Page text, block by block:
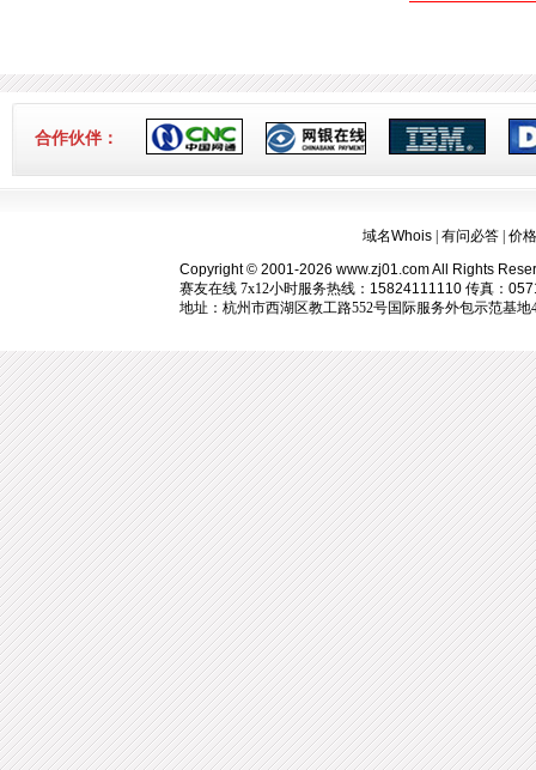
合作伙伴：
域名Whois 有问必答 价
Copyright © 2001-2026 www.zj01.com All Rights
赛友在线 7x12小时服务热线： 15824111110 传真：
地址：杭州市西湖区教工路552号国际服务外包示范基地